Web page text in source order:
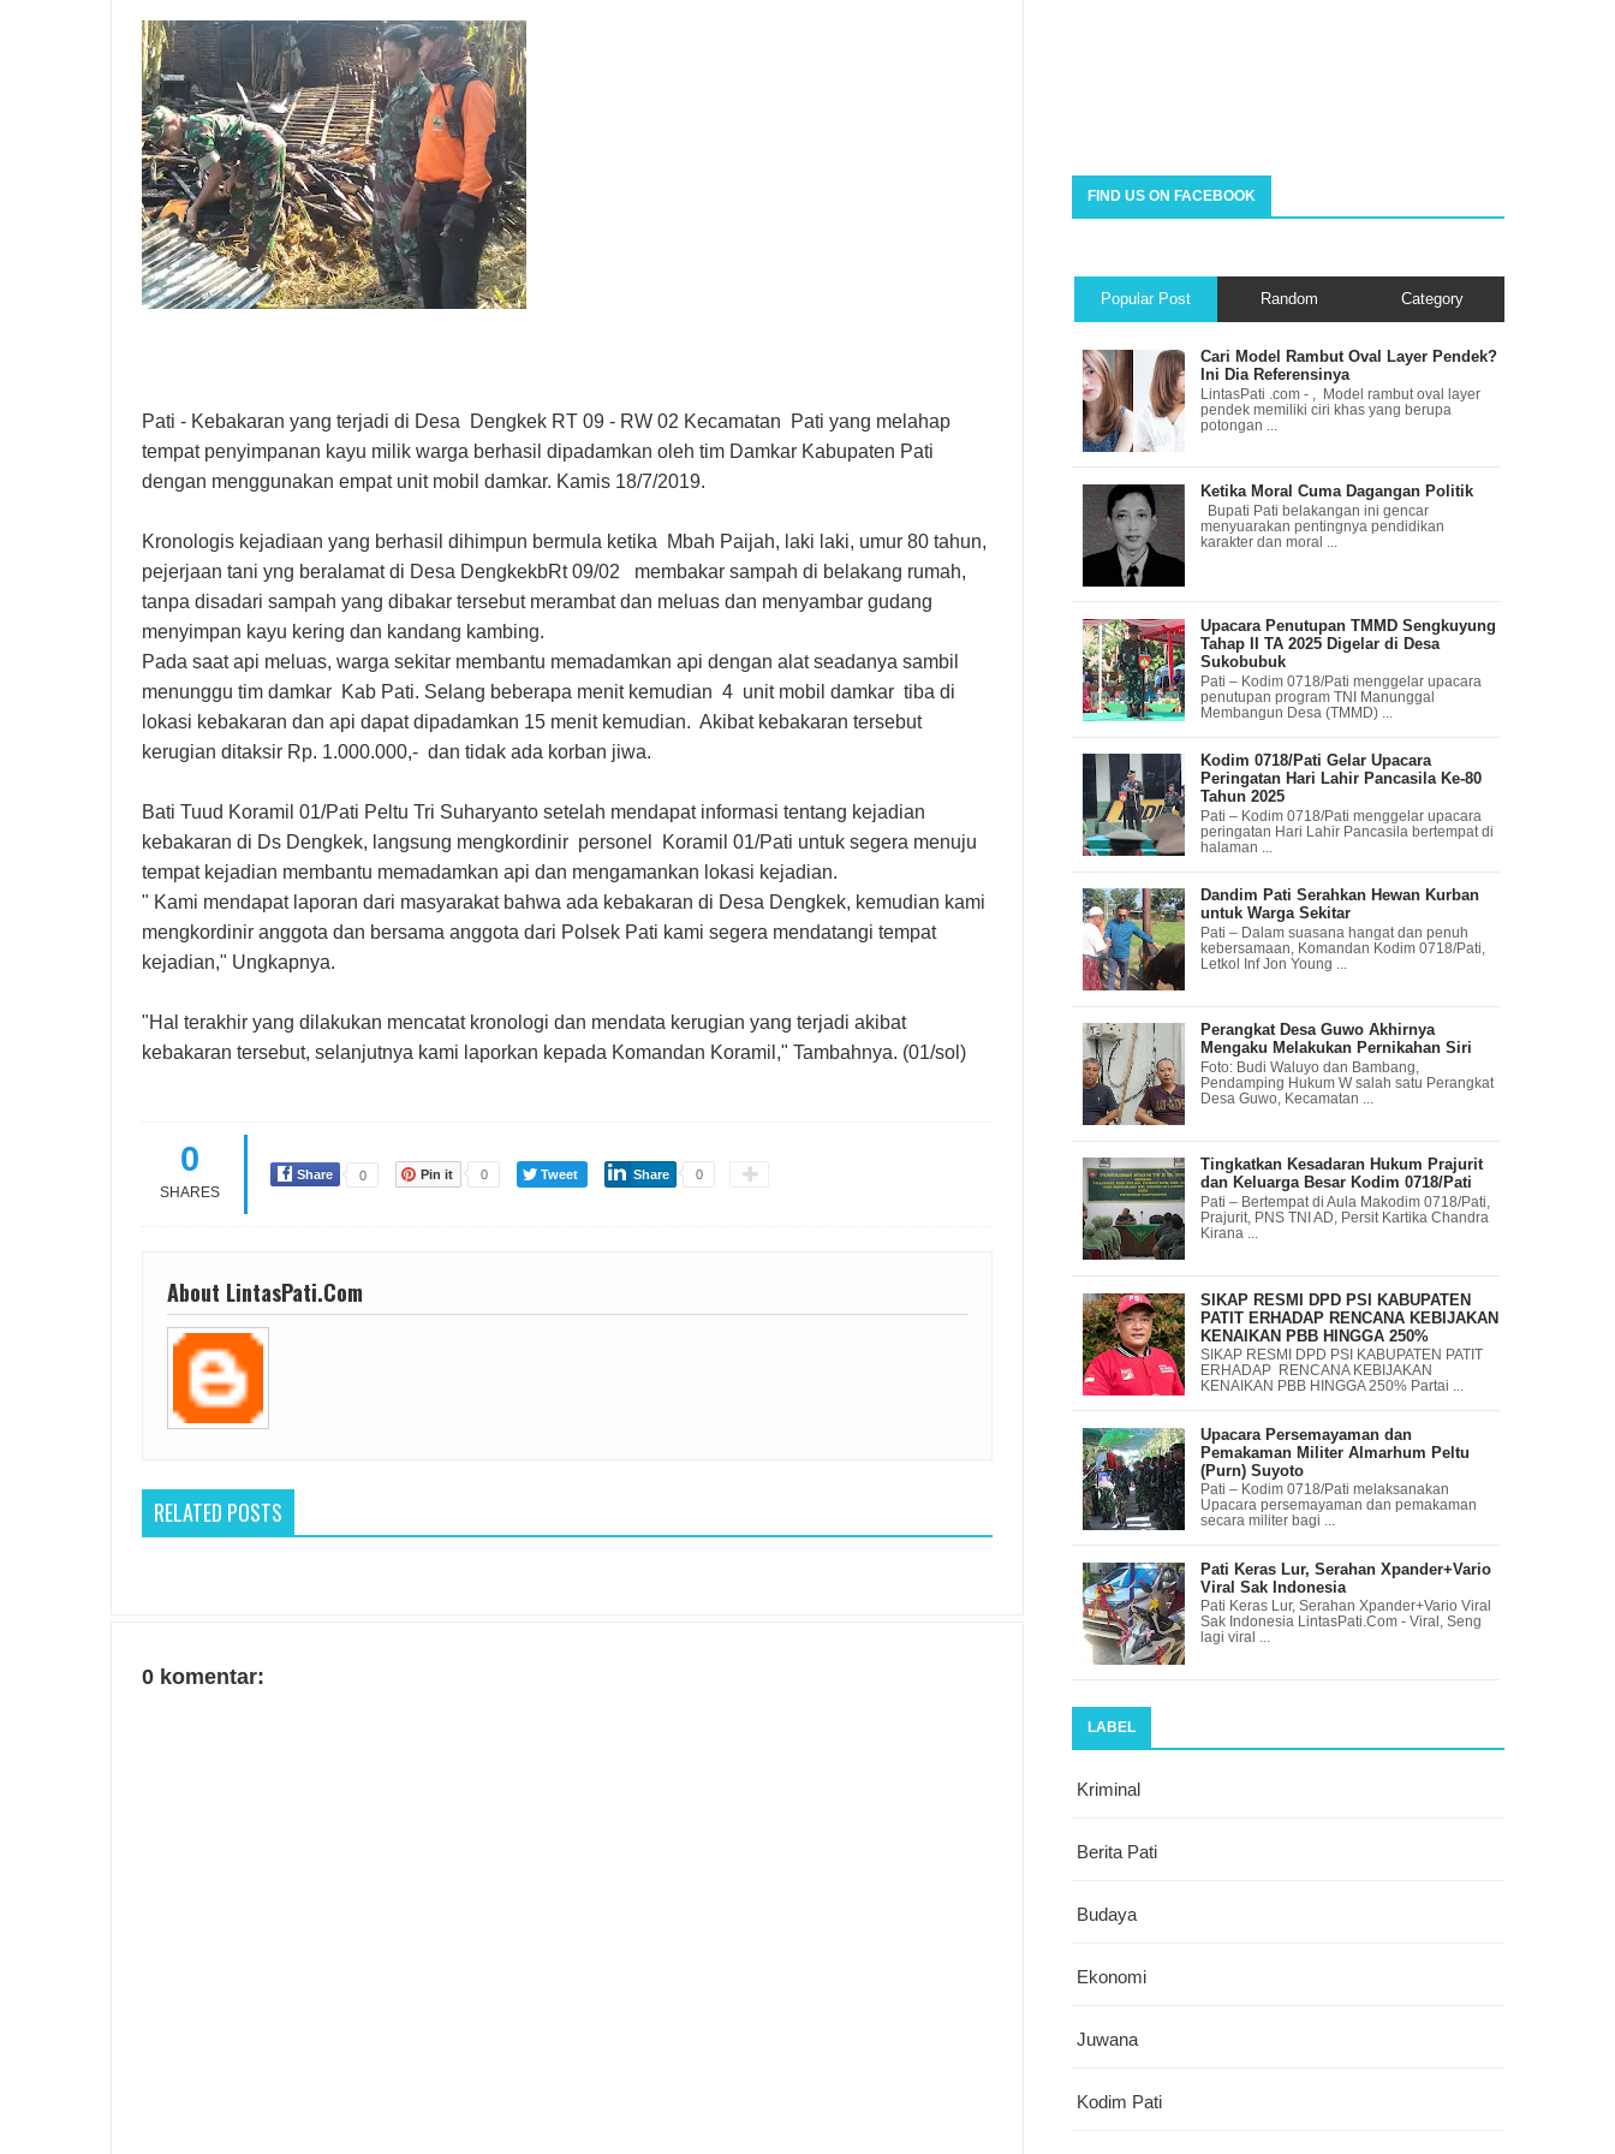
Pati - Kebakaran yang terjadi di Desa Dengkek RT 09 - RW 02 Kecamatan Pati yang melahap
tempat penyimpanan kayu milik warga berhasil dipadamkan oleh tim Damkar Kabupaten Pati
dengan menggunakan empat unit mobil damkar. Kamis 18/7/2019.
Kronologis kejadiaan yang berhasil dihimpun bermula ketika Mbah Paijah, laki laki, umur 80 tahun,
pejerjaan tani yng beralamat di Desa DengkekbRt 09/02 membakar sampah di belakang rumah,
tanpa disadari sampah yang dibakar tersebut merambat dan meluas dan menyambar gudang
menyimpan kayu kering dan kandang kambing.
Pada saat api meluas, warga sekitar membantu memadamkan api dengan alat seadanya sambil
menunggu tim damkar Kab Pati. Selang beberapa menit kemudian 4 unit mobil damkar tiba di
lokasi kebakaran dan api dapat dipadamkan 15 menit kemudian. Akibat kebakaran tersebut
kerugian ditaksir Rp. 1.000.000,- dan tidak ada korban jiwa.
Bati Tuud Koramil 01/Pati Peltu Tri Suharyanto setelah mendapat informasi tentang kejadian
kebakaran di Ds Dengkek, langsung mengkordinir personel Koramil 01/Pati untuk segera menuju
tempat kejadian membantu memadamkan api dan mengamankan lokasi kejadian.
" Kami mendapat laporan dari masyarakat bahwa ada kebakaran di Desa Dengkek, kemudian kami
mengkordinir anggota dan bersama anggota dari Polsek Pati kami segera mendatangi tempat
kejadian," Ungkapnya.
"Hal terakhir yang dilakukan mencatat kronologi dan mendata kerugian yang terjadi akibat
kebakaran tersebut, selanjutnya kami laporkan kepada Komandan Koramil," Tambahnya. (01/sol)
0
SHARES
Share 0 Pin it 0 Tweet Share 0
About LintasPati.Com
RELATED POSTS
0 komentar:
FIND US ON FACEBOOK
Popular Post Random Category
Cari Model Rambut Oval Layer Pendek?
Ini Dia Referensinya
LintasPati .com - , Model rambut oval layer
pendek memiliki ciri khas yang berupa
potongan ...
Ketika Moral Cuma Dagangan Politik
Bupati Pati belakangan ini gencar
menyuarakan pentingnya pendidikan
karakter dan moral ...
Upacara Penutupan TMMD Sengkuyung
Tahap II TA 2025 Digelar di Desa
Sukobubuk
Pati – Kodim 0718/Pati menggelar upacara
penutupan program TNI Manunggal
Membangun Desa (TMMD) ...
Kodim 0718/Pati Gelar Upacara
Peringatan Hari Lahir Pancasila Ke-80
Tahun 2025
Pati – Kodim 0718/Pati menggelar upacara
peringatan Hari Lahir Pancasila bertempat di
halaman ...
Dandim Pati Serahkan Hewan Kurban
untuk Warga Sekitar
Pati – Dalam suasana hangat dan penuh
kebersamaan, Komandan Kodim 0718/Pati,
Letkol Inf Jon Young ...
Perangkat Desa Guwo Akhirnya
Mengaku Melakukan Pernikahan Siri
Foto: Budi Waluyo dan Bambang,
Pendamping Hukum W salah satu Perangkat
Desa Guwo, Kecamatan ...
Tingkatkan Kesadaran Hukum Prajurit
dan Keluarga Besar Kodim 0718/Pati
Pati – Bertempat di Aula Makodim 0718/Pati,
Prajurit, PNS TNI AD, Persit Kartika Chandra
Kirana ...
SIKAP RESMI DPD PSI KABUPATEN
PATIT ERHADAP RENCANA KEBIJAKAN
KENAIKAN PBB HINGGA 250%
SIKAP RESMI DPD PSI KABUPATEN PATIT
ERHADAP RENCANA KEBIJAKAN
KENAIKAN PBB HINGGA 250% Partai ...
Upacara Persemayaman dan
Pemakaman Militer Almarhum Peltu
(Purn) Suyoto
Pati – Kodim 0718/Pati melaksanakan
Upacara persemayaman dan pemakaman
secara militer bagi ...
Pati Keras Lur, Serahan Xpander+Vario
Viral Sak Indonesia
Pati Keras Lur, Serahan Xpander+Vario Viral
Sak Indonesia LintasPati.Com - Viral, Seng
lagi viral ...
LABEL
Kriminal
Berita Pati
Budaya
Ekonomi
Juwana
Kodim Pati